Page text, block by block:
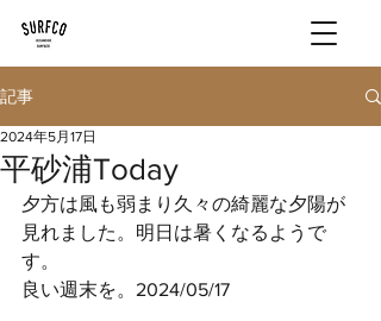
記事
平砂浦Today
2024年5月17日
夕方は風も弱まり久々の綺麗な夕陽が
見れました。明日は暑くなるようで
す。
良い週末を。2024/05/17